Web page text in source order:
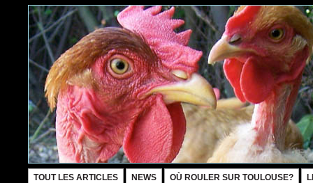
TOUT LES ARTICLES NEWS OÙ ROULER SUR TOULOUSE?